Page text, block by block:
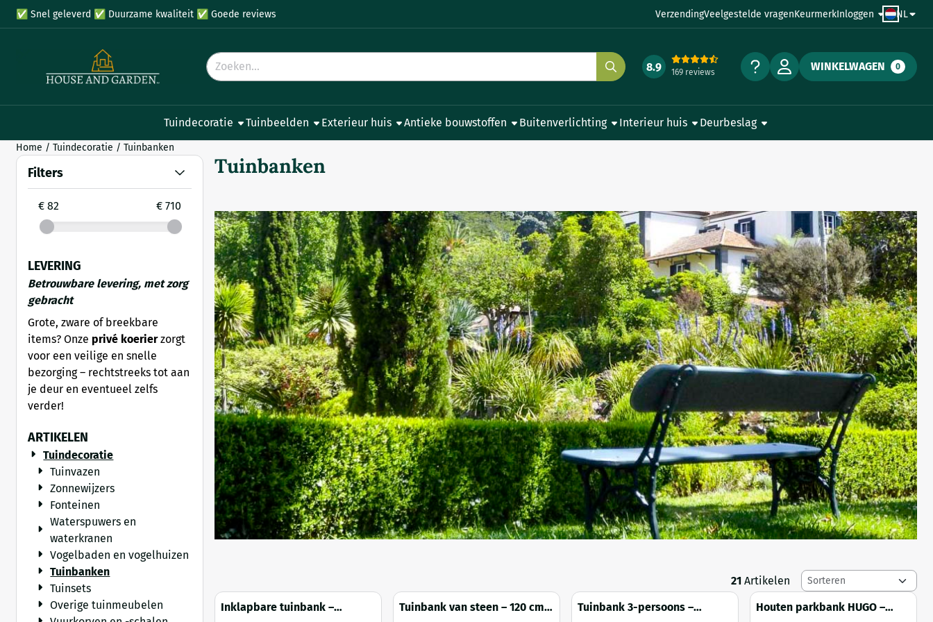
Cookievoorkeuren zijn beschikbaar. Kies instellingen of sta alle cookies toe.
✅Snel geleverd ✅ Duurzame kwaliteit ✅Goede reviews VerzendingVeelgestelde vragenKeurmerkInloggen NL
Zoeken
8.9 169 reviews WINKELWAGEN 0
Tuindecoratie Tuinbeelden Exterieur huis Antieke bouwstoffen Buitenverlichting Interieur huis Deurbeslag
Home / Tuindecoratie / Tuinbanken
Filters
€ 82 € 710
LEVERING
Betrouwbare levering, met zorg
gebracht
Grote, zware of breekbare
items? Onze privé koerierzorgt
voor een veilige en snelle
bezorging – rechtstreeks tot aan
je deur en eventueel zelfs
verder!
ARTIKELEN
Tuindecoratie
Tuinvazen
Zonnewijzers
Fonteinen
Waterspuwers en
waterkranen
Vogelbaden en vogelhuizen
Tuinbanken
Tuinsets
Overige tuinmeubelen
Tuinbanken
21Artikelen Sorteermethode
Inklapbare tuinbank –
Tuinbank van steen – 120 cm –
Tuinbank 3-persoons –
Houten parkbank HUGO –